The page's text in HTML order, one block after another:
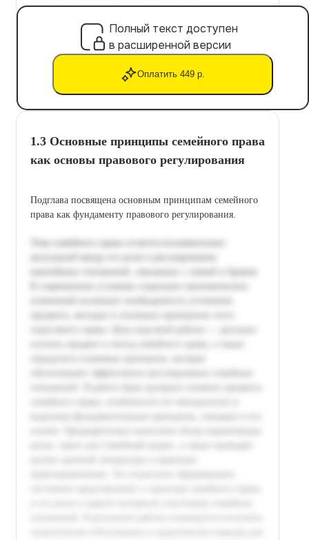
Полный текст доступен
в расширенной версии
Оплатить 449 р.
1.3 Основные принципы семейного права
как основы правового регулирования
Подглава посвящена основным принципам семейного
права как фундаменту правового регулирования.